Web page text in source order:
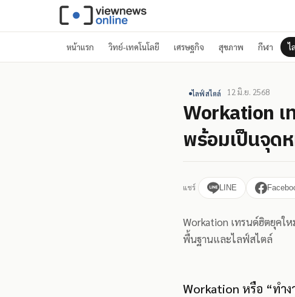
หน้าแรก วิทย์-เทคโนโลยี เศรษฐกิจ สุขภาพ กีฬา ไ
ไลฟ์สไตล์ 12 มิ.ย. 2568
Workation เ
พร้อมเป็นจุด
แชร์ LINE
Workation เทรนด์ฮิตยุคใ
พื้นฐานและไลฟ์สไตล์
Workation หรือ “ทำ